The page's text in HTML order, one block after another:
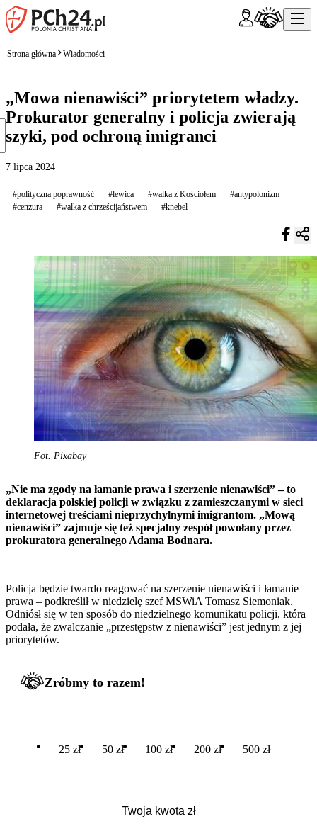
Strona główna Wiadomości
„Mowa nienawiści” priorytetem władzy.
Prokurator generalny i policja zwierają
szyki, pod ochroną imigranci
7 lipca 2024
#polityczna poprawność #lewica #walka z Kościołem
#antypolonizm
#cenzura
#walka z chrześcijaństwem #knebel
Fot. Pixabay
„Nie ma zgody na łamanie prawa i szerzenie nienawiści” – to
deklaracja polskiej policji w związku z zamieszczanymi w sieci
internetowej treściami nieprzychylnymi imigrantom. „Mową
nienawiści” zajmuje się też specjalny zespół powołany przez
prokuratora generalnego Adama Bodnara.
Policja będzie twardo reagować na szerzenie nienawiści i łamanie
prawa – podkreślił w niedzielę szef MSWiA Tomasz Siemoniak.
Odniósł się w ten sposób do niedzielnego komunikatu policji, która
podała, że zwalczanie „przestępstw z nienawiści” jest jednym z jej
priorytetów.
Zróbmy to razem!
25 zł 50 zł 100 zł 200 zł 500 zł